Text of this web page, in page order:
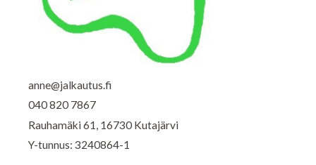
anne@jalkautus.fi
040 820 7867
Rauhamäki 61, 16730 Kutajärvi
Y-tunnus: 3240864-1